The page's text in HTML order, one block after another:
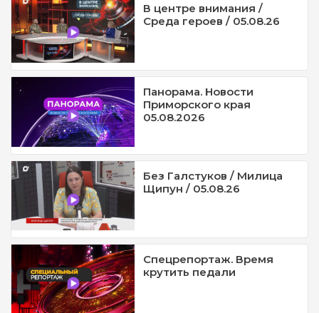
В центре внимания /
Среда героев / 05.08.26
Панорама. Новости
Приморского края
05.08.2026
Без Галстуков / Милица
Щипун / 05.08.26
Спецрепортаж. Время
крутить педали